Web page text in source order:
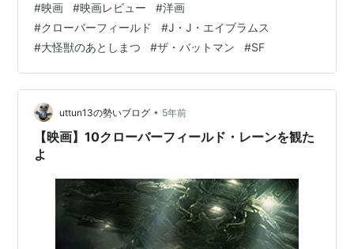
#映画 #映画レビュー #洋画
#クローバーフィールド #J・J・エイブラムス
#大怪獣のあとしまつ #ザ・バットマン #SF
uttun13の勢いブログ • 5年前
【映画】10クローバーフィールド・レーンを観た
よ